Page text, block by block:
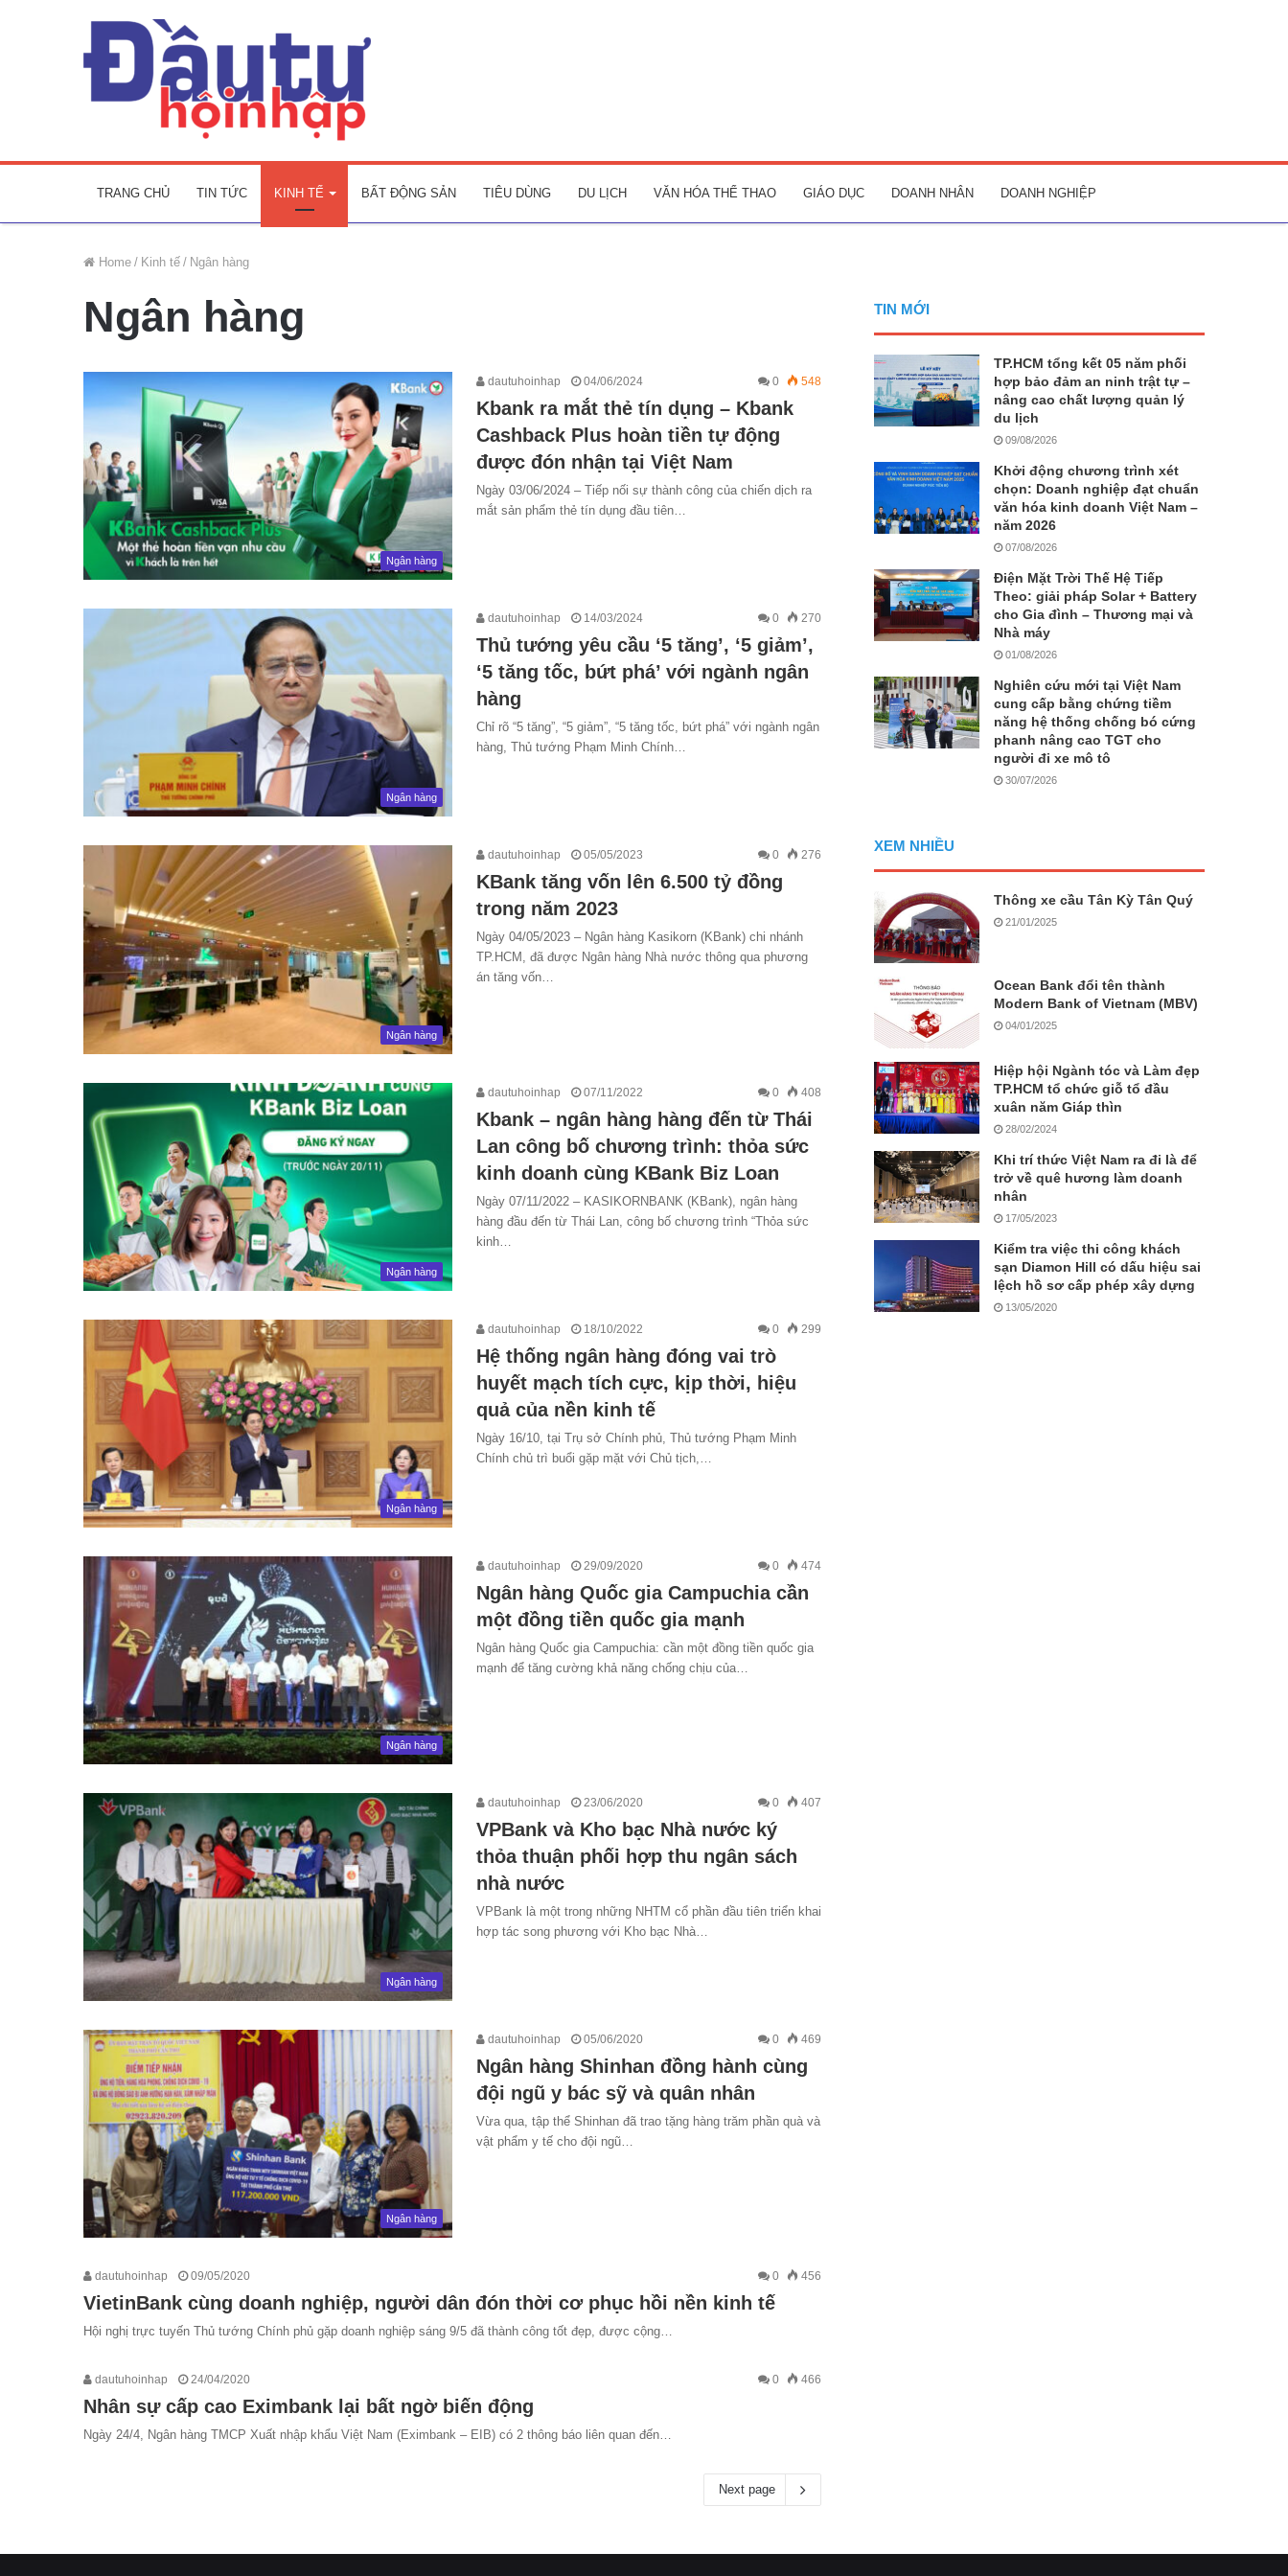
TRANG CHỦ TIN TỨC KINH TẾ BẤT ĐỘNG SẢN TIÊU DÙNG DU LỊCH VĂN HÓA THỂ THAO GIÁO DỤC DOANH NHÂN DOANH NGHIỆP
Home / Kinh tế / Ngân hàng
Ngân hàng
Ngân hàng
dautuhoinhap 04/06/2024 0 548
Kbank ra mắt thẻ tín dụng – Kbank
Cashback Plus hoàn tiền tự động
được đón nhận tại Việt Nam
Ngày 03/06/2024 – Tiếp nối sự thành công của chiến dịch ra
mắt sản phẩm thẻ tín dụng đầu tiên…
Ngân hàng
dautuhoinhap 14/03/2024 0 270
Thủ tướng yêu cầu ‘5 tăng’, ‘5 giảm’,
‘5 tăng tốc, bứt phá’ với ngành ngân
hàng
Chỉ rõ “5 tăng”, “5 giảm”, “5 tăng tốc, bứt phá” với ngành ngân
hàng, Thủ tướng Phạm Minh Chính…
Ngân hàng
dautuhoinhap 05/05/2023 0 276
KBank tăng vốn lên 6.500 tỷ đồng
trong năm 2023
Ngày 04/05/2023 – Ngân hàng Kasikorn (KBank) chi nhánh
TP.HCM, đã được Ngân hàng Nhà nước thông qua phương
án tăng vốn…
Ngân hàng
dautuhoinhap 07/11/2022 0 408
Kbank – ngân hàng hàng đến từ Thái
Lan công bố chương trình: thỏa sức
kinh doanh cùng KBank Biz Loan
Ngày 07/11/2022 – KASIKORNBANK (KBank), ngân hàng
hàng đầu đến từ Thái Lan, công bố chương trình “Thỏa sức
kinh…
Ngân hàng
dautuhoinhap 18/10/2022 0 299
Hệ thống ngân hàng đóng vai trò
huyết mạch tích cực, kịp thời, hiệu
quả của nền kinh tế
Ngày 16/10, tại Trụ sở Chính phủ, Thủ tướng Phạm Minh
Chính chủ trì buổi gặp mặt với Chủ tịch,…
Ngân hàng
dautuhoinhap 29/09/2020 0 474
Ngân hàng Quốc gia Campuchia cần
một đồng tiền quốc gia mạnh
Ngân hàng Quốc gia Campuchia: cần một đồng tiền quốc gia
mạnh để tăng cường khả năng chống chịu của…
Ngân hàng
dautuhoinhap 23/06/2020 0 407
VPBank và Kho bạc Nhà nước ký
thỏa thuận phối hợp thu ngân sách
nhà nước
VPBank là một trong những NHTM cổ phần đầu tiên triển khai
hợp tác song phương với Kho bạc Nhà…
Ngân hàng
dautuhoinhap 05/06/2020 0 469
Ngân hàng Shinhan đồng hành cùng
đội ngũ y bác sỹ và quân nhân
Vừa qua, tập thể Shinhan đã trao tặng hàng trăm phần quà và
vật phẩm y tế cho đội ngũ…
dautuhoinhap 09/05/2020 0 456
VietinBank cùng doanh nghiệp, người dân đón thời cơ phục hồi nền kinh tế
Hội nghị trực tuyến Thủ tướng Chính phủ gặp doanh nghiệp sáng 9/5 đã thành công tốt đẹp, được cộng…
dautuhoinhap 24/04/2020 0 466
Nhân sự cấp cao Eximbank lại bất ngờ biến động
Ngày 24/4, Ngân hàng TMCP Xuất nhập khẩu Việt Nam (Eximbank – EIB) có 2 thông báo liên quan đến…
Next page
TIN MỚI
TP.HCM tổng kết 05 năm phối
hợp bảo đảm an ninh trật tự –
nâng cao chất lượng quản lý
du lịch
09/08/2026
Khởi động chương trình xét
chọn: Doanh nghiệp đạt chuẩn
văn hóa kinh doanh Việt Nam –
năm 2026
07/08/2026
Điện Mặt Trời Thế Hệ Tiếp
Theo: giải pháp Solar + Battery
cho Gia đình – Thương mại và
Nhà máy
01/08/2026
Nghiên cứu mới tại Việt Nam
cung cấp bằng chứng tiềm
năng hệ thống chống bó cứng
phanh nâng cao TGT cho
người đi xe mô tô
30/07/2026
XEM NHIỀU
Thông xe cầu Tân Kỳ Tân Quý
21/01/2025
Ocean Bank đổi tên thành
Modern Bank of Vietnam (MBV)
04/01/2025
Hiệp hội Ngành tóc và Làm đẹp
TP.HCM tổ chức giỗ tổ đầu
xuân năm Giáp thìn
28/02/2024
Khi trí thức Việt Nam ra đi là để
trở về quê hương làm doanh
nhân
17/05/2023
Kiểm tra việc thi công khách
sạn Diamon Hill có dấu hiệu sai
lệch hồ sơ cấp phép xây dựng
13/05/2020